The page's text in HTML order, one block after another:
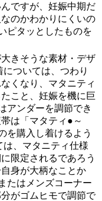
ですが、妊娠中期だ
のかわかりにくいの
ピタッとしたものを
きそうな素材・デザ
ついては、つわり
くなり、マタニティ
こと、妊娠を機に巨
アンダーを調節でき
は「マタティ●～
を購入し着けるよう
、マタニティ仕様
限定されるであろう
身が大柄なことか
たはメンズコーナー
がゴムヒモで調節で